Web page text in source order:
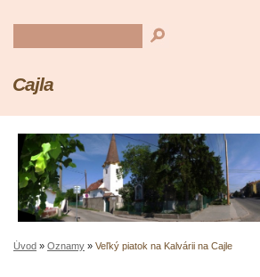
Cajla
Úvod » Oznamy » Veľký piatok na Kalvárii na Cajle